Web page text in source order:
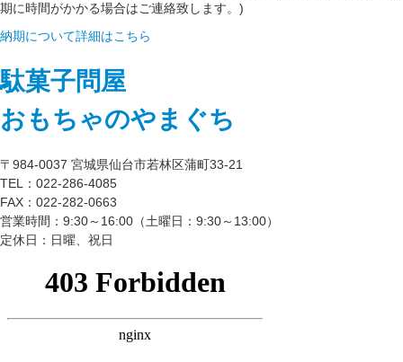
期に時間がかかる場合はご連絡致します。)
納期について詳細はこちら
駄菓子問屋
おもちゃのやまぐち
〒984-0037 宮城県仙台市若林区蒲町33-21
TEL：022-286-4085
FAX：022-282-0663
営業時間：9:30～16:00（土曜日：9:30～13:00）
定休日：日曜、祝日